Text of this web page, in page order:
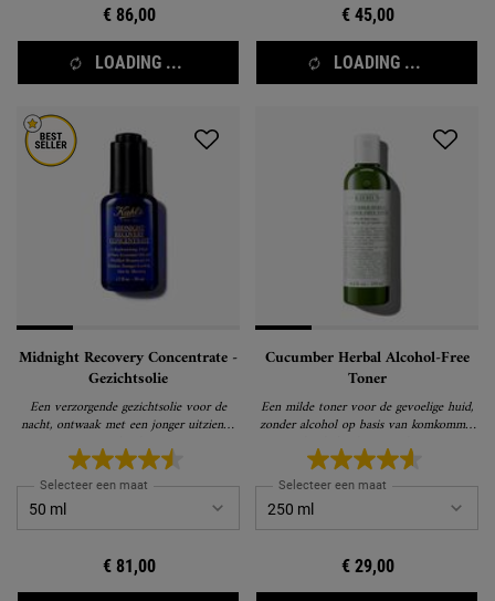
€ 86,00
LOADING ...
€ 45,00
LOADING ...
Midnight Recovery Concentrate -
Gezichtsolie
Een verzorgende gezichtsolie voor de
nacht, ontwaak met een jonger uitziende
huid
Selecteer een maat
€ 81,00
Cucumber Herbal Alcohol-Free
Toner
Een milde toner voor de gevoelige huid,
zonder alcohol op basis van komkommer
die de huid niet uitdroogt
Selecteer een maat
€ 29,00